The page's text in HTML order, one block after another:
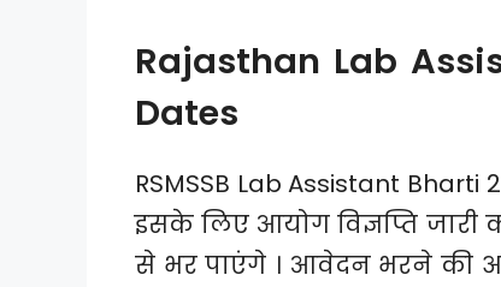
Rajasthan Lab
Dates
RSMSSB Lab Assistant
इसके लिए आयोग विज्ञप्ति जारी
से भर पाएंगे । आवेदन भरने की